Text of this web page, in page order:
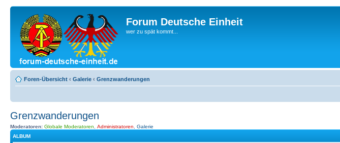
Forum Deutsche Einheit
wer zu spät kommt...
Foren-Übersicht ‹ Galerie ‹ Grenzwanderungen
Grenzwanderungen
Moderatoren: Globale Moderatoren Administratoren
Galerie
ALBUM